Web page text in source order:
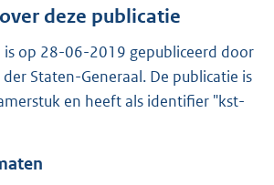
n
s
r
o
deze publicatie
is op 28-06-2019 gepubliceerd door
Staten-Generaal. De publicatie is
en heeft als identifier "kst-